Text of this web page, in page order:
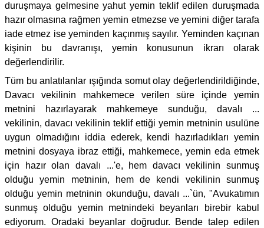
duruşmaya gelmesine yahut yemin teklif edilen duruşmada
hazır olmasına rağmen yemin etmezse ve yemini diğer tarafa
iade etmez ise yeminden kaçınmış sayılır. Yeminden kaçınan
kişinin bu davranışı, yemin konusunun ikrarı olarak
değerlendirilir.
Tüm bu anlatılanlar ışığında somut olay değerlendirildiğinde,
Davacı vekilinin mahkemece verilen süre içinde yemin
metnini hazırlayarak mahkemeye sunduğu, davalı ...
vekilinin, davacı vekilinin teklif ettiği yemin metninin usulüne
uygun olmadığını iddia ederek, kendi hazırladıkları yemin
metnini dosyaya ibraz ettiği, mahkemece, yemin eda etmek
için hazır olan davalı ...'e, hem davacı vekilinin sunmuş
olduğu yemin metninin, hem de kendi vekilinin sunmuş
olduğu yemin metninin okunduğu, davalı ...`ün, "Avukatımın
sunmuş olduğu yemin metnindeki beyanları birebir kabul
ediyorum. Oradaki beyanlar doğrudur. Bende talep edilen